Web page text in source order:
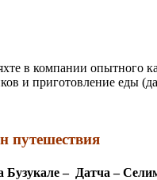
в компании опытного
и приготовление еды
путешествия
Бузукале – Датча –